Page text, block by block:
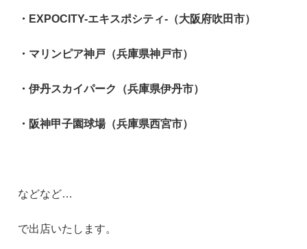
・EXPOCITY-エキスポシティ-（大阪府吹田市）
・マリンピア神戸（兵庫県神戸市）
・伊丹スカイパーク（兵庫県伊丹市）
・阪神甲子園球場（兵庫県西宮市）
などなど…
で出店いたします。